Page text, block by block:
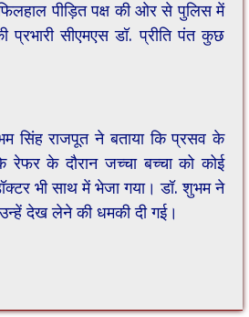
पीड़ित पक्ष की ओर से पुलिस में
प्रभारी सीएमएस डॉ. प्रीति पंत कुछ
सिंह राजपूत ने बताया कि प्रसव के
रेफर के दौरान जच्चा बच्चा को कोई
भी साथ में भेजा गया। डॉ. शुभम ने
देख लेने की धमकी दी गई।